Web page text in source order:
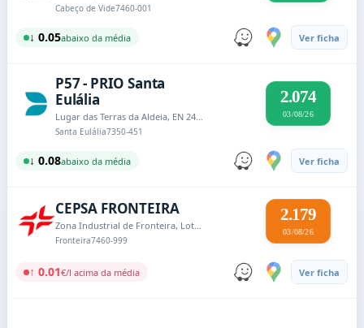
Cabeço de Vide7460-001
↓ 0.05abaixo da média Ver ficha
P57 - PRIO Santa
Eulália
Lugar das Terras da Aldeia, EN 246 Santa Eulália
Santa Eulália7350-451
2.074
03/08/26
↓ 0.08abaixo da média Ver ficha
CEPSA FRONTEIRA
Zona Industrial de Fronteira, Lote 43
Fronteira7460-999
2.179
03/08/26
↑ 0.01€/l acima da média Ver ficha